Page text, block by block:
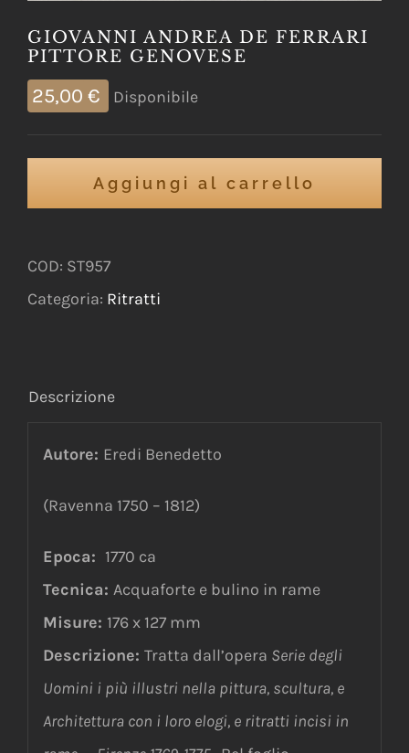
GIOVANNI ANDREA DE FERRARI
PITTORE GENOVESE
25,00 € Disponibile
Aggiungi al carrello
COD: ST957
Categoria: Ritratti
Descrizione
Autore: Eredi Benedetto
(Ravenna 1750 – 1812)
Epoca: 1770 ca
Tecnica: Acquaforte e bulino in rame
Misure: 176 x 127 mm
Descrizione: Tratta dall’opera Serie degli
Uomini i più illustri nella pittura, scultura, e
Architettura con i loro elogi, e ritratti incisi in